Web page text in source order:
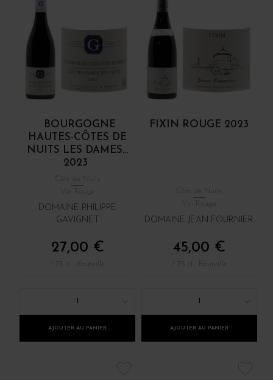
BOURGOGNE
HAUTES-CÔTES DE
NUITS LES DAMES...
2023
DOMAINE PHILIPPE
GAVIGNET
27,00 €
1
AJOUTER AU PANIER
FIXIN ROUGE 2023
DOMAINE JEAN FOURNIER
45,00 €
1
AJOUTER AU PANIER